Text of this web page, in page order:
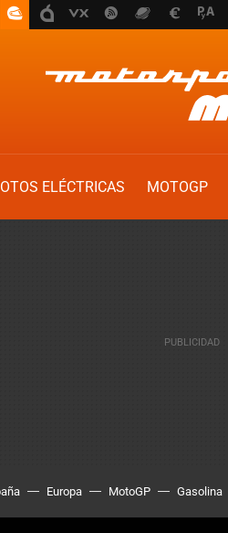
ELÉCTRICAS MOTOGP
Europa MotoGP Gasolina